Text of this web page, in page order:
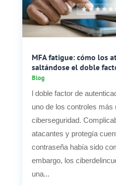
MFA fatigue: cómo los
saltándose el doble
Blog
l doble factor de
uno de los controles más
ciberseguridad.
atacantes y protegía
contraseña había sido
embargo, los
una...